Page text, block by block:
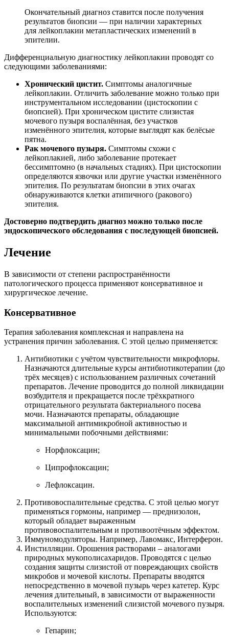
Окончательный диагноз ставится после получения
результатов биопсии — при наличии характерных
для лейкоплакии метапластических изменений в
эпителии.
Дифференциальную диагностику лейкоплакии проводят со
следующими заболеваниями:
Хронический цистит. Симптомы аналогичные
лейкоплакии. Отличить заболевание можно только при
инструментальном исследовании (цистоскопии с
биопсией). При хроническом цистите слизистая
мочевого пузыря воспалённая, без участков
изменённого эпителия, которые выглядят как белёсые
пятна.
Рак мочевого пузыря. Симптомы схожи с
лейкоплакией, либо заболевание протекает
бессимптомно (в начальных стадиях). При цистоскопии
определяются язвочки или другие участки изменённого
эпителия. По результатам биопсии в этих очагах
обнаруживаются клетки атипичного (ракового)
эпителия.
Достоверно подтвердить диагноз можно только после
эндоскопического обследования с последующей биопсией.
Лечение
В зависимости от степени распространённости
патологического процесса применяют консервативное и
хирургическое лечение.
Консервативное
Терапия заболевания комплексная и направлена на
устранения причин заболевания. С этой целью применяется:
Антибиотики с учётом чувствительности микрофлоры.
Назначаются длительные курсы антибиотикотерапии (до
трёх месяцев) с использованием различных сочетаний
препаратов. Лечение проводится до полной ликвидации
возбудителя и прекращается после трёхкратного
отрицательного результата бактериального посева
мочи. Назначаются препараты, обладающие
максимальной антимикробной активностью и
минимальными побочными действиями:
Норфлоксацин;
Ципрофлоксацин;
Лефлоксацин.
Противовоспалительные средства. С этой целью могут
применяться гормоны, например — преднизолон,
который обладает выраженным
противовоспалительным и противоотёчным эффектом.
Иммуномодуляторы. Например, Лавомакс, Интерферон.
Инстилляции. Орошения растворами – аналогами
природных мукополисахаридов. Проводятся с целью
создания защиты слизистой от повреждающих свойств
микробов и мочевой кислоты. Препараты вводятся
непосредственно в мочевой пузырь через катетер. Курс
лечения длительный, в зависимости от выраженности
воспалительных изменений слизистой мочевого пузыря.
Используются:
Гепарин;